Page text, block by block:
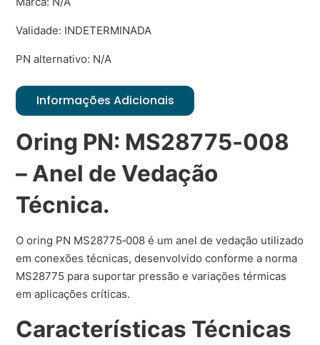
Validade: INDETERMINADA
PN alternativo: N/A
Informações Adicionais
Oring PN: MS28775‑008
– Anel de Vedação
Técnica.
O oring PN MS28775‑008 é um anel de vedação utilizado
em conexões técnicas, desenvolvido conforme a norma
MS28775 para suportar pressão e variações térmicas
em aplicações críticas.
Características Técnicas